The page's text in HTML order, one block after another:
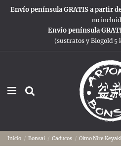
Envío península GRATIS a partir
no
Envío península
(sustratos y Biogold 5
Inicio Bonsai Caducos Olmo Nire